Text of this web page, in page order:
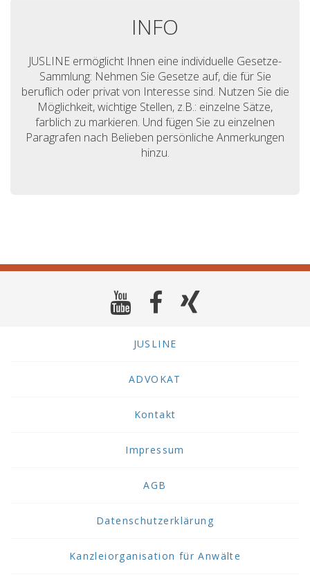
INFO
JUSLINE ermöglicht Ihnen eine individuelle Gesetze-
Sammlung: Nehmen Sie Gesetze auf, die für Sie
beruflich oder privat von Interesse sind. Nutzen Sie die
Möglichkeit, wichtige Stellen, z.B.: einzelne Sätze,
farblich zu markieren. Und fügen Sie zu einzelnen
Paragrafen nach Belieben persönliche Anmerkungen
hinzu.
JUSLINE
ADVOKAT
Kontakt
Impressum
AGB
Datenschutzerklärung
Kanzleiorganisation für Anwälte